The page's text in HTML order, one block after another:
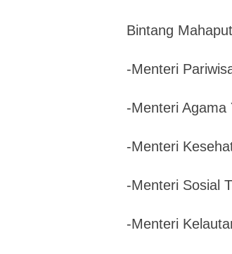
Bintang
-Menteri
-Menteri Agama
-Menteri
-Menteri Sosial
-Menteri